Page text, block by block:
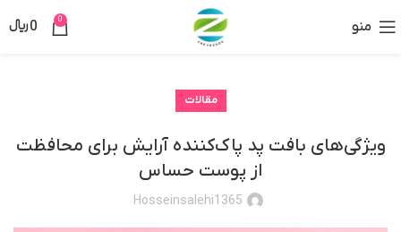
منو 0
0﷼
مقالات
ویژگی‌های بافت پد پاک‌کننده آرایش برای محافظت
از پوست حساس
Hosseinsalehi1365